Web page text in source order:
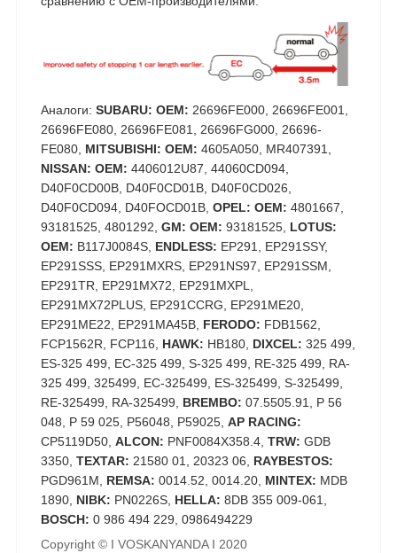
Аналоги: SUBARU: OEM: 26696FE000, 26696FE001,
26696FE080, 26696FE081, 26696FG000, 26696-
FE080, MITSUBISHI: OEM: 4605A050, MR407391,
NISSAN: OEM: 4406012U87, 44060CD094,
D40F0CD00B, D40F0CD01B, D40F0CD026,
D40F0CD094, D40FOCD01B, OPEL: OEM: 4801667,
93181525, 4801292, GM: OEM: 93181525, LOTUS:
OEM: B117J0084S, ENDLESS: EP291, EP291SSY,
EP291SSS, EP291MXRS, EP291NS97, EP291SSM,
EP291TR, EP291MX72, EP291MXPL,
EP291MX72PLUS, EP291CCRG, EP291ME20,
EP291ME22, EP291MA45B, FERODO: FDB1562,
FCP1562R, FCP116, HAWK: HB180, DIXCEL: 325 499,
ES-325 499, EC-325 499, S-325 499, RE-325 499, RA-
325 499, 325499, EC-325499, ES-325499, S-325499,
RE-325499, RA-325499, BREMBO: 07.5505.91, P 56
048, P 59 025, P56048, P59025, AP RACING:
CP5119D50, ALCON: PNF0084X358.4, TRW: GDB
3350, TEXTAR: 21580 01, 20323 06, RAYBESTOS:
PGD961M, REMSA: 0014.52, 0014.20, MINTEX: MDB
1890, NIBK: PN0226S, HELLA: 8DB 355 009-061,
BOSCH: 0 986 494 229, 0986494229
Copyright © I VOSKANYANDA I 2020